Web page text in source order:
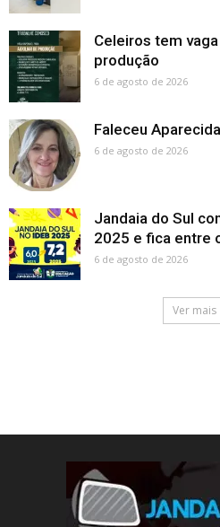
Celeiros tem
produção
6 de agosto de 2026
Faleceu
6 de agosto de 2026
Jandaia do Sul
2025 e fica entre
6 de agosto de 2026
Ver mais